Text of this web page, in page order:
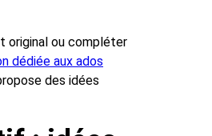
original ou compléter
dédiée aux ados
des idées